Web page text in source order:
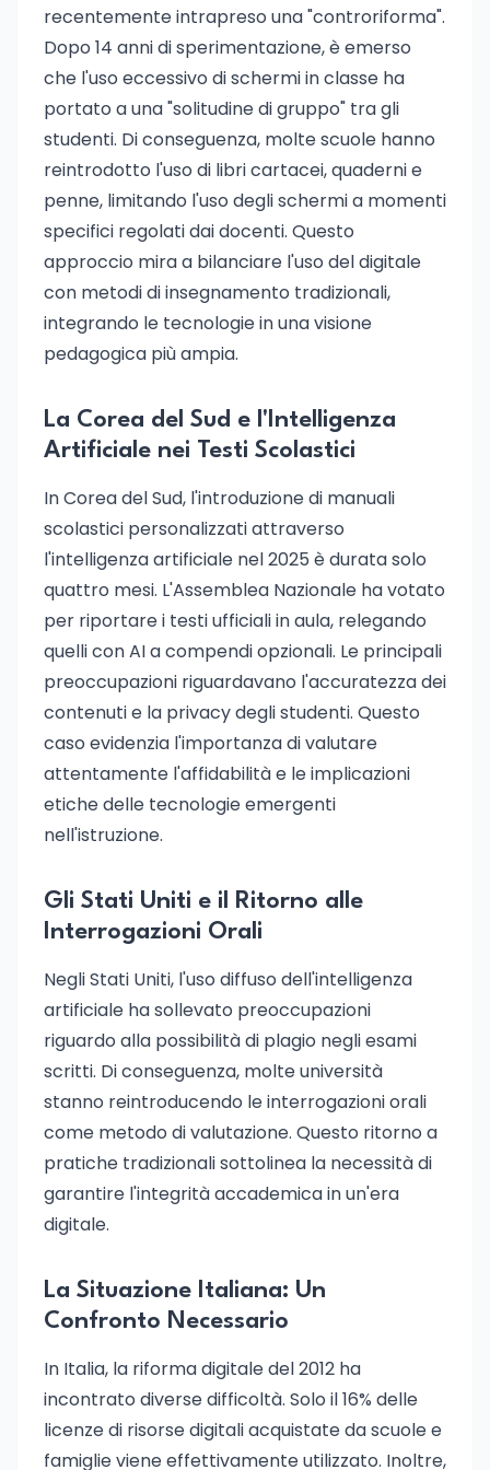
recentemente intrapreso una "controriforma".
Dopo 14 anni di sperimentazione, è emerso
che l'uso eccessivo di schermi in classe ha
portato a una "solitudine di gruppo" tra gli
studenti. Di conseguenza, molte scuole hanno
reintrodotto l'uso di libri cartacei, quaderni e
penne, limitando l'uso degli schermi a momenti
specifici regolati dai docenti. Questo
approccio mira a bilanciare l'uso del digitale
con metodi di insegnamento tradizionali,
integrando le tecnologie in una visione
pedagogica più ampia.
La Corea del Sud e l'Intelligenza
Artificiale nei Testi Scolastici
In Corea del Sud, l'introduzione di manuali
scolastici personalizzati attraverso
l'intelligenza artificiale nel 2025 è durata solo
quattro mesi. L'Assemblea Nazionale ha votato
per riportare i testi ufficiali in aula, relegando
quelli con AI a compendi opzionali. Le principali
preoccupazioni riguardavano l'accuratezza dei
contenuti e la privacy degli studenti. Questo
caso evidenzia l'importanza di valutare
attentamente l'affidabilità e le implicazioni
etiche delle tecnologie emergenti
nell'istruzione.
Gli Stati Uniti e il Ritorno alle
Interrogazioni Orali
Negli Stati Uniti, l'uso diffuso dell'intelligenza
artificiale ha sollevato preoccupazioni
riguardo alla possibilità di plagio negli esami
scritti. Di conseguenza, molte università
stanno reintroducendo le interrogazioni orali
come metodo di valutazione. Questo ritorno a
pratiche tradizionali sottolinea la necessità di
garantire l'integrità accademica in un'era
digitale.
La Situazione Italiana: Un
Confronto Necessario
In Italia, la riforma digitale del 2012 ha
incontrato diverse difficoltà. Solo il 16% delle
licenze di risorse digitali acquistate da scuole e
famiglie viene effettivamente utilizzato. Inoltre,